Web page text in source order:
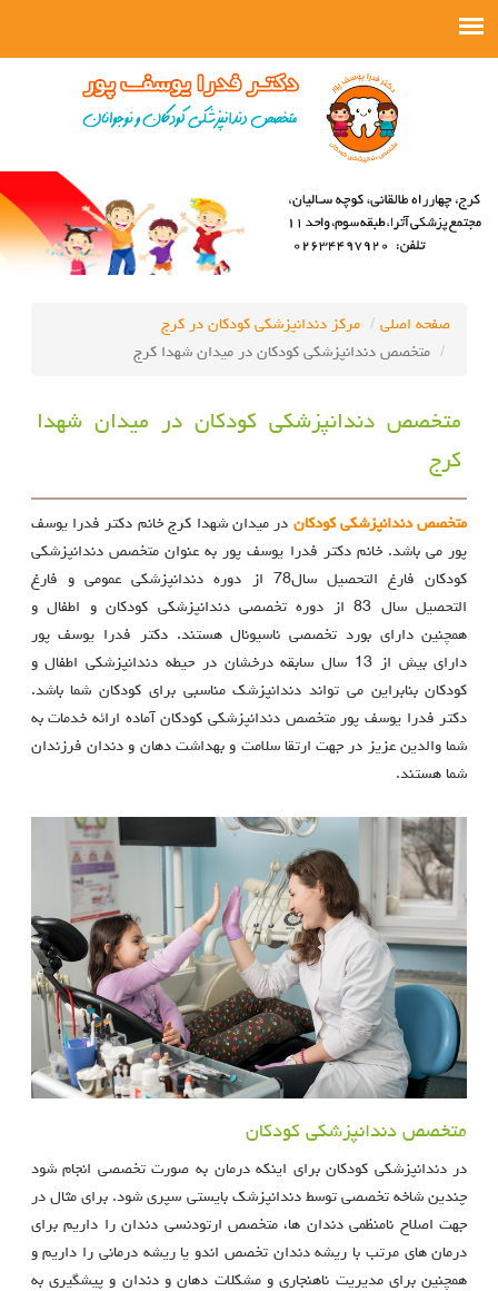
صفحه اصلی
مرکز دندانپزشکی کودکان در کرج
متخصص دندانپزشکی کودکان در میدان شهدا کرج
متخصص دندانپزشکی کودکان در میدان شهدا
کرج
متخصص دندانپزشکی کودکان در میدان شهدا کرج خانم دکتر فدرا یوسف
پور می باشد. خانم دکتر فدرا یوسف پور به عنوان متخصص دندانپزشکی
کودکان فارغ التحصیل سال78 از دوره دندانپزشکی عمومی و فارغ
التحصیل سال 83 از دوره تخصصی دندانپزشکی کودکان و اطفال و
همچنین دارای بورد تخصصی ناسیونال هستند. دکتر فدرا یوسف پور
دارای بیش از 13 سال سابقه درخشان در حیطه دندانپزشکی اطفال و
کودکان بنابراین می تواند دندانپزشک مناسبی برای کودکان شما باشد.
دکتر فدرا یوسف پور متخصص دندانپزشکی کودکان آماده ارائه خدمات به
شما والدین عزیز در جهت ارتقا سلامت و بهداشت دهان و دندان فرزندان
شما هستند.
متخصص دندانپزشکی کودکان
در دندانپزشکی کودکان برای اینکه درمان به صورت تخصصی انجام شود
چندین شاخه تخصصی توسط دندانپزشک بایستی سپری شود. برای مثال در
جهت اصلاح نامنظمی دندان ها، متخصص ارتودنسی دندان را داریم برای
درمان های مرتب با ریشه دندان تخصص اندو یا ریشه درمانی را داریم و
همچنین برای مدیریت ناهنجاری و مشکلات دهان و دندان و پیشگیری به